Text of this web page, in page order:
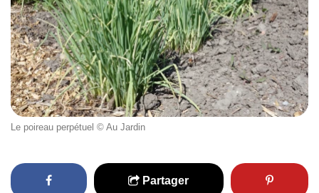
Le poireau perpétuel © Au Jardin
Partager